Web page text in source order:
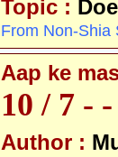
Topic :
From Non-Shia
Aap ke
10
Author :